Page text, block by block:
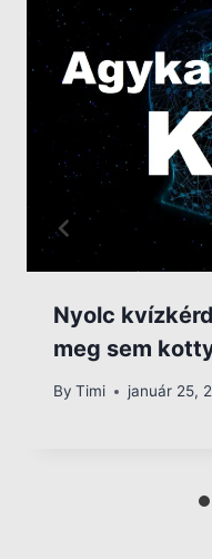
Nyolc
meg sem
By Timi január 25,